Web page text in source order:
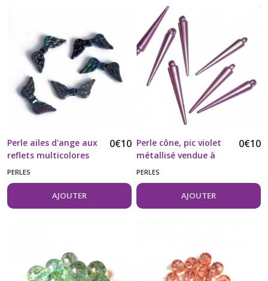
Perle ailes d'ange aux
reflets multicolores
effet gazoil vendue à
0€10
PERLES
AJOUTER
Perle cône, pic violet
métallisé vendue à
l'unité
0€10
PERLES
AJOUTER